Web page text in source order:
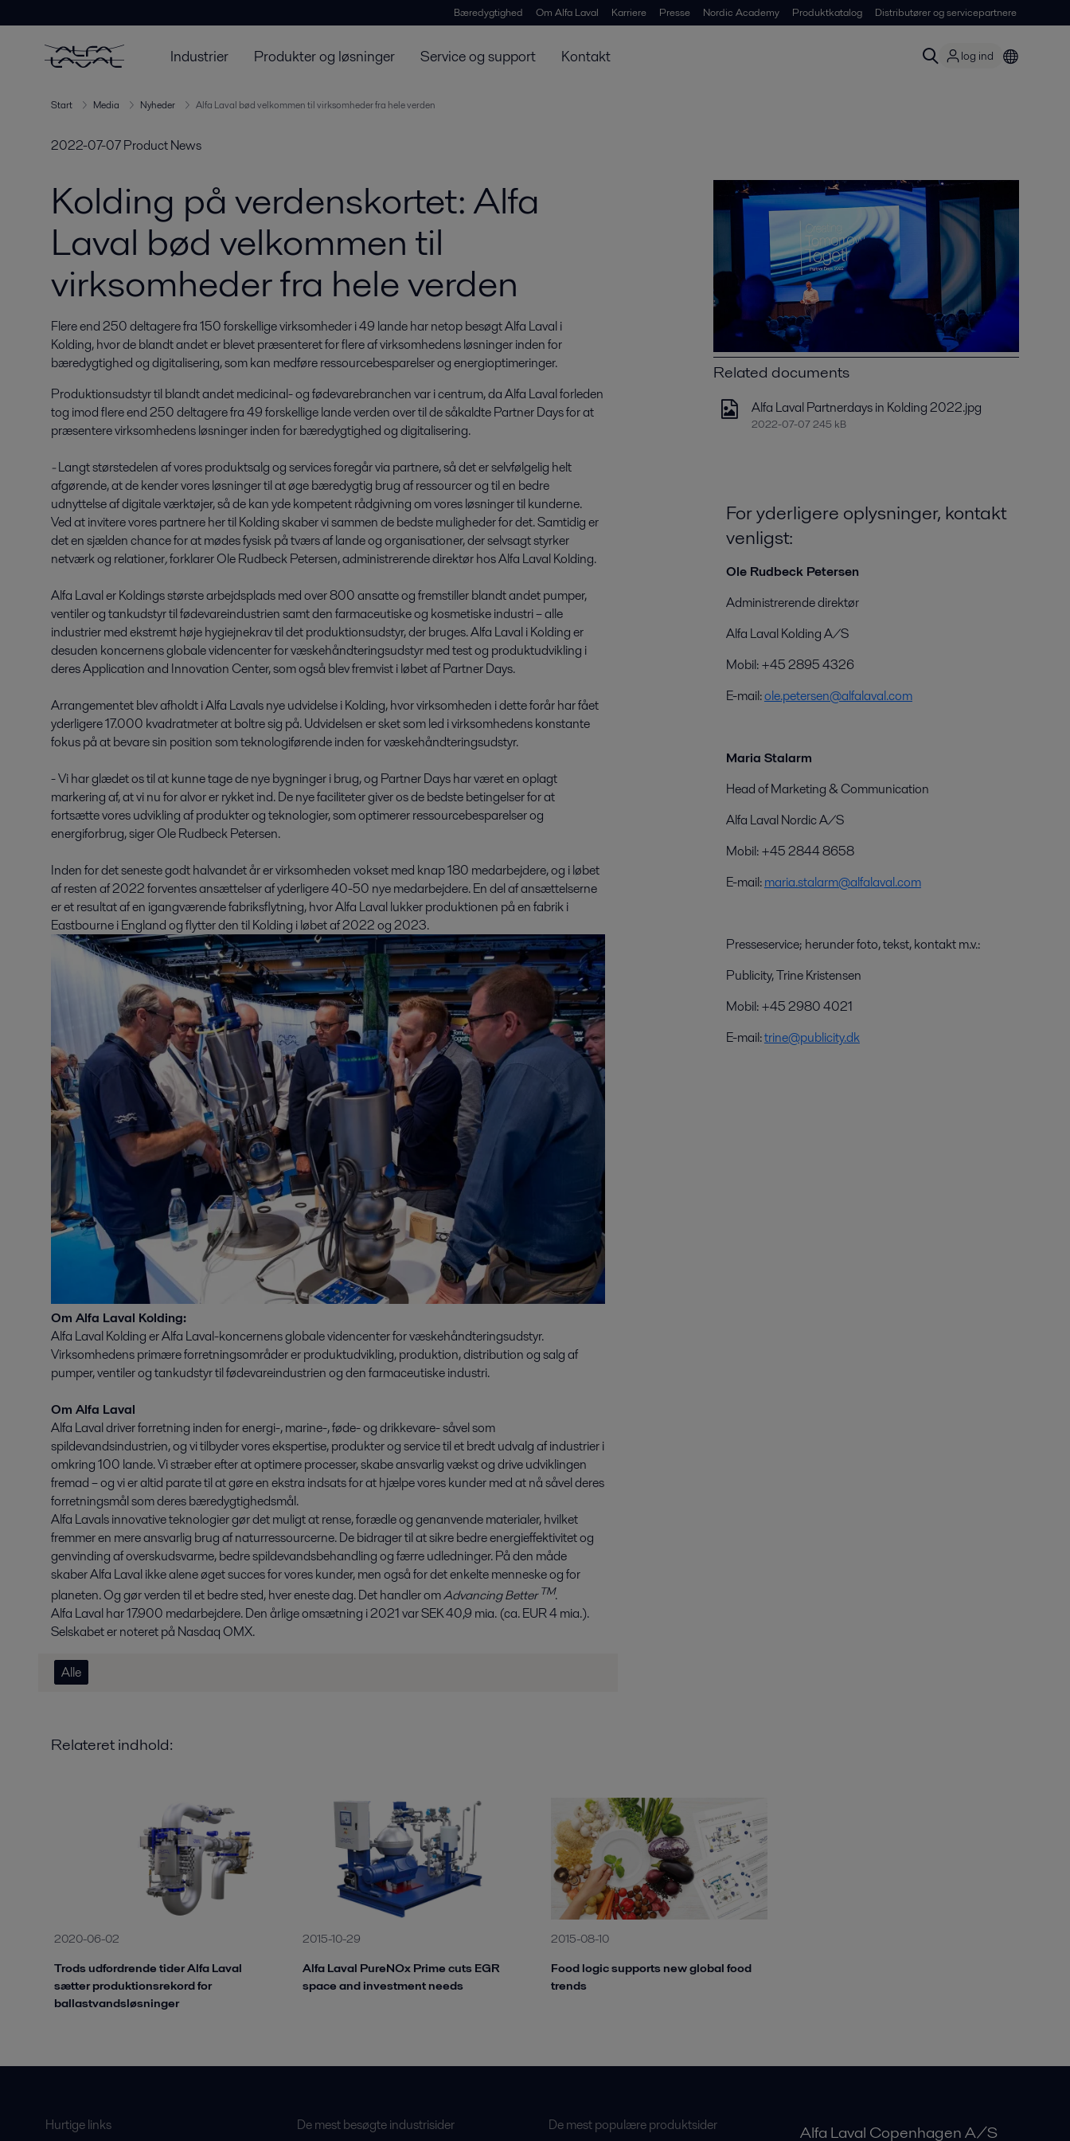
Bæredygtighed Om Alfa Laval Karriere Presse Nordic Academy Produktkatalog Distributører og servicepartnere
Industrier Produkter og løsninger Service og support Kontakt log ind
Start Media Nyheder Alfa Laval bød velkommen til virksomheder fra hele verden
2022-07-07Product News
Kolding på verdenskortet: Alfa
Laval bød velkommen til
virksomheder fra hele verden
Flere end 250 deltagere fra 150 forskellige virksomheder i 49 lande har netop besøgt Alfa Laval i
Kolding, hvor de blandt andet er blevet præsenteret for flere af virksomhedens løsninger inden for
bæredygtighed og digitalisering, som kan medføre ressourcebesparelser og energioptimeringer.
Produktionsudstyr til blandt andet medicinal- og fødevarebranchen var i centrum, da Alfa Laval forleden
tog imod flere end 250 deltagere fra 49 forskellige lande verden over til de såkaldte Partner Days for at
præsentere virksomhedens løsninger inden for bæredygtighed og digitalisering.
-Langt størstedelen af vores produktsalg og services foregår via partnere, så det er selvfølgelig helt
afgørende, at de kender vores løsninger til at øge bæredygtig brug af ressourcer og til en bedre
udnyttelse af digitale værktøjer, så de kan yde kompetent rådgivning om vores løsninger til kunderne.
Ved at invitere vores partnere her til Kolding skaber vi sammen de bedste muligheder for det. Samtidig er
det en sjælden chance for at mødes fysisk på tværs af lande og organisationer, der selvsagt styrker
netværk og relationer,forklarer Ole Rudbeck Petersen, administrerende direktør hos Alfa Laval Kolding.
Alfa Laval er Koldings største arbejdsplads med over 800 ansatte og fremstiller blandt andet pumper,
ventiler og tankudstyr til fødevareindustrien samt den farmaceutiske og kosmetiske industri – alle
industrier med ekstremt høje hygiejnekrav til det produktionsudstyr, der bruges. Alfa Laval i Kolding er
desuden koncernens globale videncenter for væskehåndteringsudstyr med test og produktudvikling i
deres Application and Innovation Center, som også blev fremvist i løbet af Partner Days.
Arrangementet blev afholdt i Alfa Lavals nye udvidelse i Kolding, hvor virksomheden i dette forår har fået
yderligere 17.000 kvadratmeter at boltre sig på. Udvidelsen er sket som led i virksomhedens konstante
fokus på at bevare sin position som teknologiførende inden for væskehåndteringsudstyr.
- Vi har glædet os til at kunne tage de nye bygninger i brug, og Partner Days har været en oplagt
markering af, at vi nu for alvor er rykket ind. De nye faciliteter giver os de bedste betingelser for at
fortsætte vores udvikling af produkter og teknologier, som optimerer ressourcebesparelser og
energiforbrug, siger Ole Rudbeck Petersen.
Inden for det seneste godt halvandet år er virksomheden vokset med knap 180 medarbejdere, og i løbet
af resten af 2022 forventes ansættelser af yderligere 40-50 nye medarbejdere. En del af ansættelserne
er et resultat af en igangværende fabriksflytning, hvor Alfa Laval lukker produktionen på en fabrik i
Eastbourne i England og flytter den til Kolding i løbet af 2022 og 2023.
Om Alfa Laval Kolding:
Alfa Laval Kolding er Alfa Laval-koncernens globale videncenter for væskehåndteringsudstyr.
Virksomhedens primære forretningsområder er produktudvikling, produktion, distribution og salg af
pumper, ventiler og tankudstyr til fødevareindustrien og den farmaceutiske industri.
Om Alfa Laval
Alfa Laval driver forretning inden for energi-, marine-, føde- og drikkevare- såvel som
spildevandsindustrien, og vi tilbyder vores ekspertise, produkter og service til et bredt udvalg af industrier i
omkring 100 lande. Vi stræber efter at optimere processer, skabe ansvarlig vækst og drive udviklingen
fremad – og vi er altid parate til at gøre en ekstra indsats for at hjælpe vores kunder med at nå såvel deres
forretningsmål som deres bæredygtighedsmål.
Alfa Lavals innovative teknologier gør det muligt at rense, forædle og genanvende materialer, hvilket
fremmer en mere ansvarlig brug af naturressourcerne. De bidrager til at sikre bedre energieffektivitet og
genvinding af overskudsvarme, bedre spildevandsbehandling og færre udledninger. På den måde
skaber Alfa Laval ikke alene øget succes for vores kunder, men også for det enkelte menneske og for
planeten. Og gør verden til et bedre sted, hver eneste dag. Det handler omAdvancing BetterTM.
Alfa Laval har 17.900 medarbejdere. Den årlige omsætning i 2021 var SEK 40,9 mia. (ca. EUR 4 mia.).
Selskabet er noteret på Nasdaq OMX.
Alle
Related documents
Alfa Laval Partnerdays in Kolding 2022.jpg
2022-07-07 245 kB
For yderligere oplysninger, kontakt
venligst:
Ole Rudbeck Petersen
Administrerende direktør
Alfa Laval Kolding A/S
Mobil: +45 2895 4326
E-mail:ole.petersen@alfalaval.com
Maria Stalarm
Head of Marketing & Communication
Alfa Laval Nordic A/S
Mobil: +45 2844 8658
E-mail:maria.stalarm@alfalaval.com
Presseservice; herunder foto, tekst, kontakt m.v.:
Publicity, Trine Kristensen
Mobil: +45 2980 4021
E-mail:trine@publicity.dk
Relateret indhold:
2020-06-02
Trods udfordrende tider Alfa Laval
sætter produktionsrekord for
ballastvandsløsninger
2015-10-29
Alfa Laval PureNOx Prime cuts EGR
space and investment needs
2015-08-10
Food logic supports new global food
trends
Hurtige links De mest besøgte industrisider De mest populære produktsider Alfa Laval Copenhagen A/S